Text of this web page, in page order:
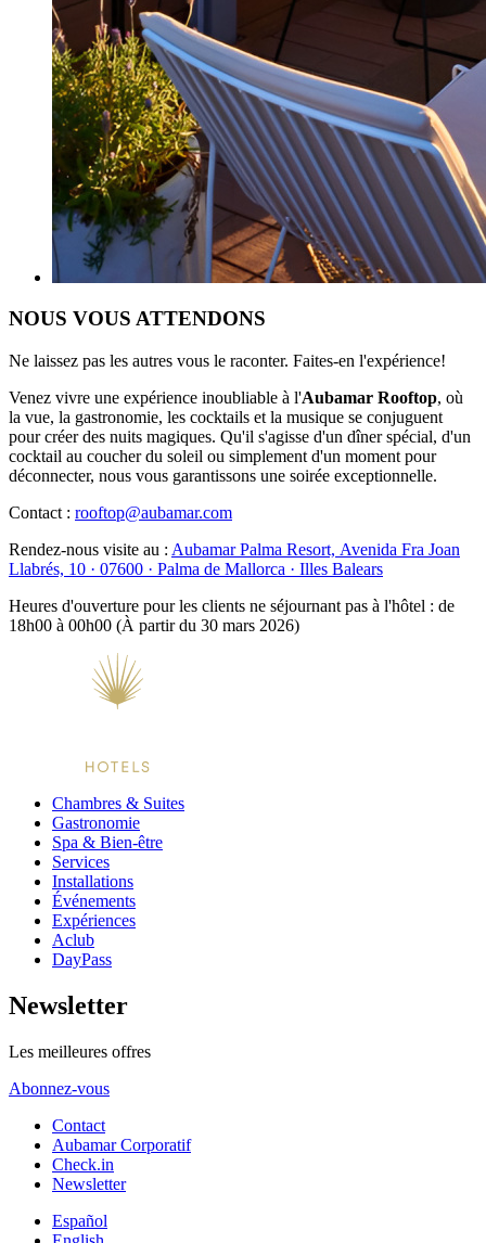
NOUS VOUS ATTENDONS
Ne laissez pas les autres vous le raconter. Faites-en l'expérience!
Venez vivre une expérience inoubliable à l'Aubamar Rooftop, où
la vue, la gastronomie, les cocktails et la musique se conjuguent
pour créer des nuits magiques. Qu'il s'agisse d'un dîner spécial, d'un
cocktail au coucher du soleil ou simplement d'un moment pour
déconnecter, nous vous garantissons une soirée exceptionnelle.
Contact : rooftop@aubamar.com
Rendez-nous visite au : Aubamar Palma Resort, Avenida Fra Joan
Llabrés, 10 · 07600 · Palma de Mallorca · Illes Balears
Heures d'ouverture pour les clients ne séjournant pas à l'hôtel : de
18h00 à 00h00 (À partir du 30 mars 2026)
Chambres & Suites
Gastronomie
Spa & Bien-être
Services
Installations
Événements
Expériences
Aclub
DayPass
Newsletter
Les meilleures offres
Abonnez-vous
Contact
Aubamar Corporatif
Check.in
Newsletter
Español